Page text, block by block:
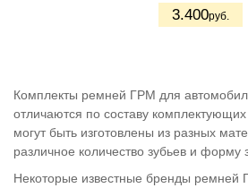
3.400руб.
Комплекты ремней ГРМ для
отличаются по составу
могут быть изготовлены из разных
различное количество зубьев и форму
Некоторые известные бренды ремней